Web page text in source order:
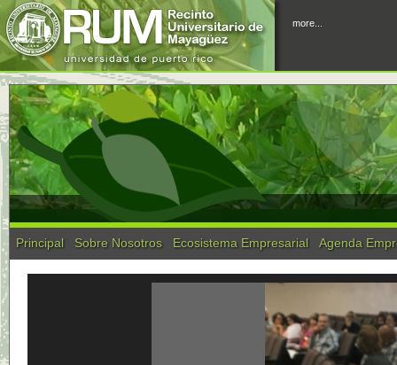
more...
Principal Sobre Nosotros Ecosistema Empresarial Agenda